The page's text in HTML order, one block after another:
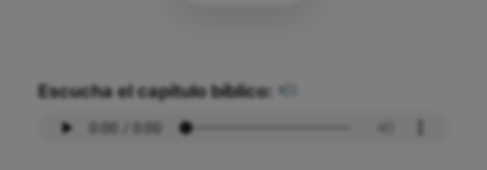
Escucha el capítulo bíblico: